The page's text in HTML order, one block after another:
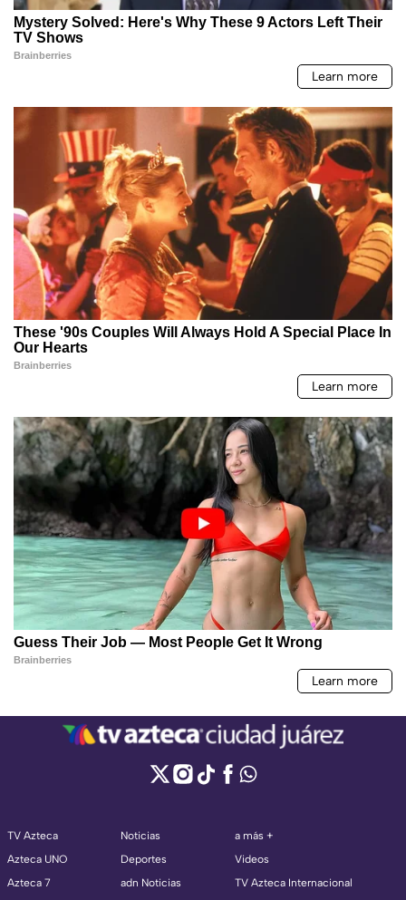
TV Azteca
Azteca UNO
Azteca 7
Noticias
Deportes
adn Noticias
a más +
Videos
TV Azteca Internacional